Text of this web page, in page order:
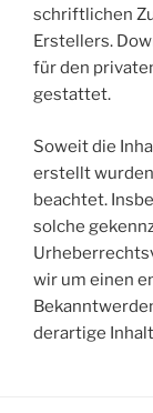
schriftlichen
Erstellers.
für den
gestattet.
Soweit die
erstellt
beachtet.
solche
wir um einen
derartige